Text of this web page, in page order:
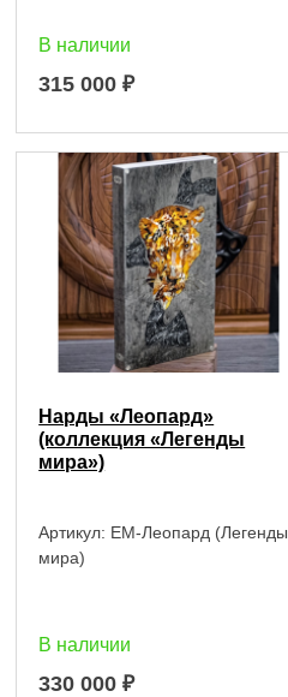
В наличии
315 000 ₽
Нарды «Леопард»
(коллекция «Легенды
мира»)
Артикул: EM-Леопард (Легенды
мира)
В наличии
330 000 ₽